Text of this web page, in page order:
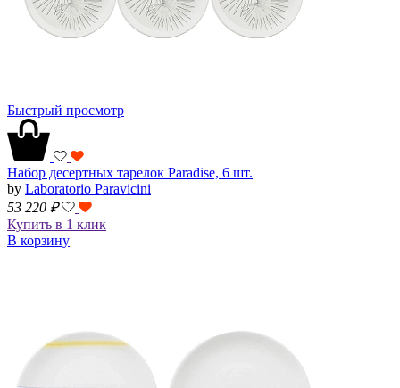
Быстрый просмотр
Набор десертных тарелок Paradise, 6 шт.
by Laboratorio Paravicini
53 220 ₽
Купить в 1 клик
В корзину